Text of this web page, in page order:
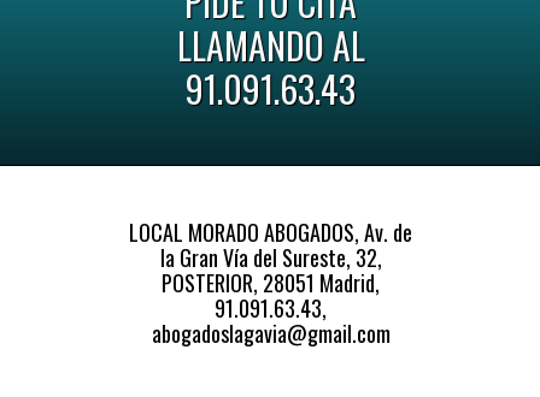
LLAMANDO AL
91.091.63.43
LOCAL MORADO ABOGADOS, Av. de
la Gran Vía del Sureste, 32,
POSTERIOR, 28051 Madrid,
91.091.63.43,
abogadoslagavia@gmail.com